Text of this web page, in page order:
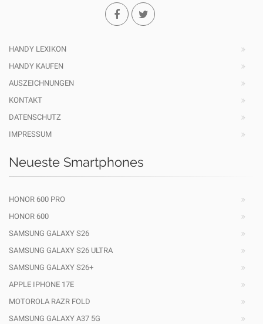
HANDY LEXIKON
HANDY KAUFEN
AUSZEICHNUNGEN
KONTAKT
DATENSCHUTZ
IMPRESSUM
Neueste Smartphones
HONOR 600 PRO
HONOR 600
SAMSUNG GALAXY S26
SAMSUNG GALAXY S26 ULTRA
SAMSUNG GALAXY S26+
APPLE IPHONE 17E
MOTOROLA RAZR FOLD
SAMSUNG GALAXY A37 5G